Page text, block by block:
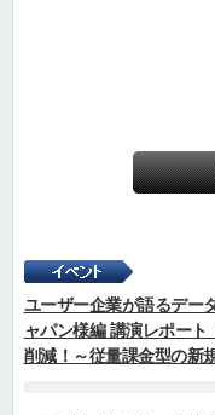
ユーザー企業が語るデー
ャパン様編 講演レポー
削減！～従量課金型の新